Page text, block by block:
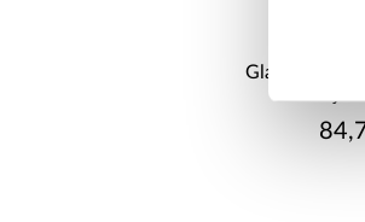
Glamour